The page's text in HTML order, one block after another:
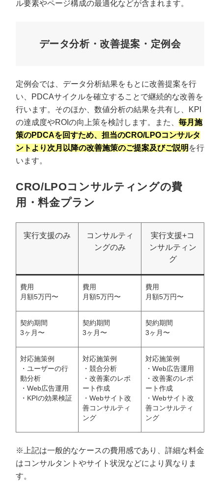
ル要素やページ構成の最適化などが含まれます。
データ分析・改善提案・定例会
定例会では、データ分析結果をもとに改善提案を行
い、PDCAサイクルを確立することで継続的な改善を
行います。そのほか、数値分析の結果を共有し、KPI
の達成度やROIの向上策を検討します。また、 毎月施
策のPDCAを回すため、担当のCRO/LPOコンサルタ
ントより次月以降の改善施策のご提案及びご説明 を行
います。
CRO/LPOコンサルティングの費
用・料金プラン
実行支援のみ
コンサルティ
ングのみ
実行支援+コ
ンサルティン
グ
費用
月額5万円〜
費用
月額5万円〜
費用
月額5万円〜
契約期間
3ヶ月〜
契約期間
3ヶ月〜
契約期間
3ヶ月〜
対応施策例
・ユーザーの行
動分析
・Web広告運用
・KPIの効果検証
対応施策例
・競合分析
・改善案のレポ
ート作成
・Webサイト改
善コンサルティ
ング
対応施策例
・Web広告運用
・改善案のレポ
ート作成
・Webサイト改
善コンサルティ
ング
※上記は一般的なケースの費用感であり、詳細な料金
はコンサルタントやサイト状況などにより異なりま
す。